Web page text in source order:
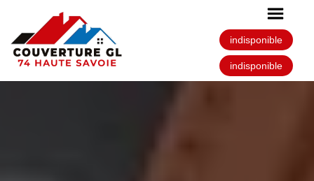
indisponible
indisponible